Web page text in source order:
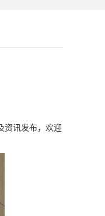
资讯发布，欢迎